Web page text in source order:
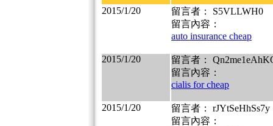
2015/1/20
留言者： S5VLLWH0
留言內容：
auto insurance cheap
2015/1/20
留言者：
留言內容：
cialis for cheap
2015/1/20
留言者： rJYtSeHhSs7y
留言內容：